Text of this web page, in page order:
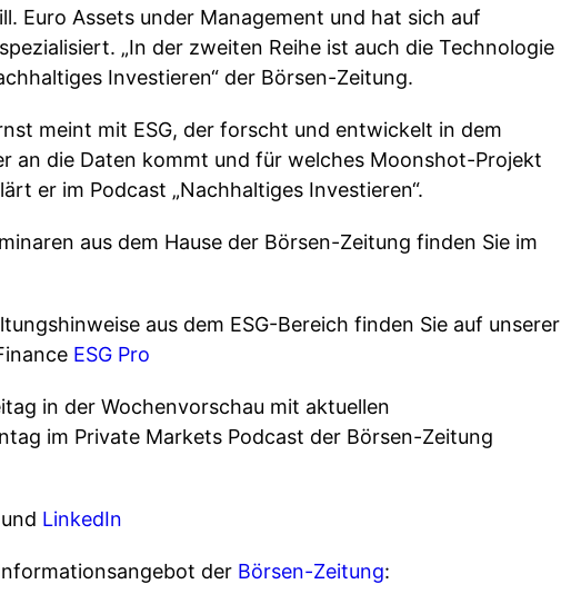
Euro Assets under Management und hat sich auf
„In der zweiten Reihe ist auch die Technologie
Investieren“ der Börsen-Zeitung.
meint mit ESG, der forscht und entwickelt in dem
an die Daten kommt und für welches Moonshot-Projekt
er im Podcast „Nachhaltiges Investieren“.
aus dem Hause der Börsen-Zeitung finden Sie im
aus dem ESG-Bereich finden Sie auf unserer
ESG Pro
in der Wochenvorschau mit aktuellen
im Private Markets Podcast der Börsen-Zeitung
und LinkedIn
der Börsen-Zeitung: